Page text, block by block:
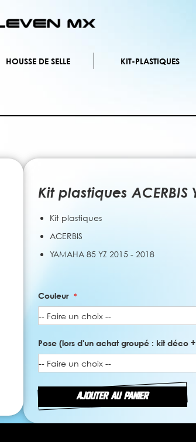
au
HOUSSE DE SELLE KIT-PLASTIQUES
Kit plastiques ACERBIS
Kit plastiques
ACERBIS
YAMAHA 85 YZ 2015 - 2018
Couleur
Pose (lors d'un achat groupé : kit déco
AJOUTER AU PANIER